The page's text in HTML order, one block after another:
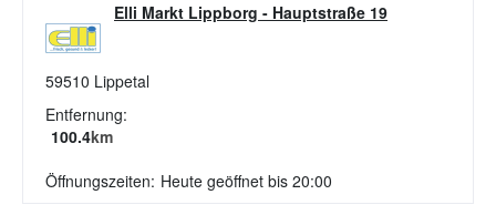
Elli Markt Lippborg - Hauptstraße 19
59510 Lippetal
Entfernung:
100.4km
Öffnungszeiten: Heute geöffnet bis 20:00